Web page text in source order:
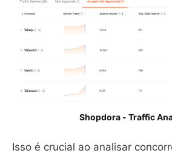
Shopdora - Traffic
Isso é crucial ao analisar